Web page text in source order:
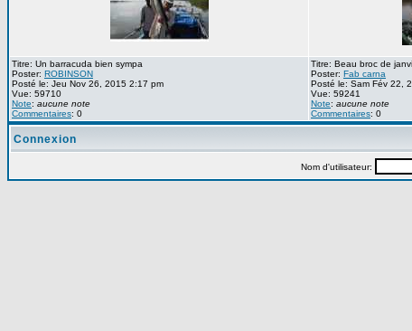
Titre: Un barracuda bien sympa
Poster: ROBINSON
Posté le: Jeu Nov 26, 2015 2:17 pm
Vue: 59710
Note: aucune note
Commentaires: 0
Titre: Beau broc de
Poster: Fab carna
Posté le: Sam Fév 22,
Vue: 59241
Note: aucune note
Commentaires: 0
Connexion
Nom d'utilisateur: